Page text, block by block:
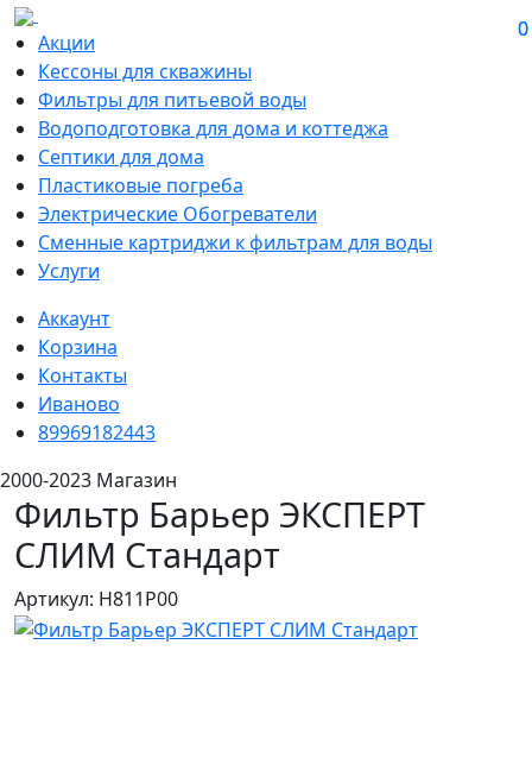
0
0
Акции
Кессоны для скважины
Фильтры для питьевой воды
Водоподготовка для дома и коттеджа
Септики для дома
Пластиковые погреба
Электрические Обогреватели
Сменные картриджи к фильтрам для воды
Услуги
Аккаунт
Корзина
Контакты
Иваново
89969182443
2000-2023 Магазин
Фильтр Барьер ЭКСПЕРТ
СЛИМ Стандарт
Артикул: Н811Р00